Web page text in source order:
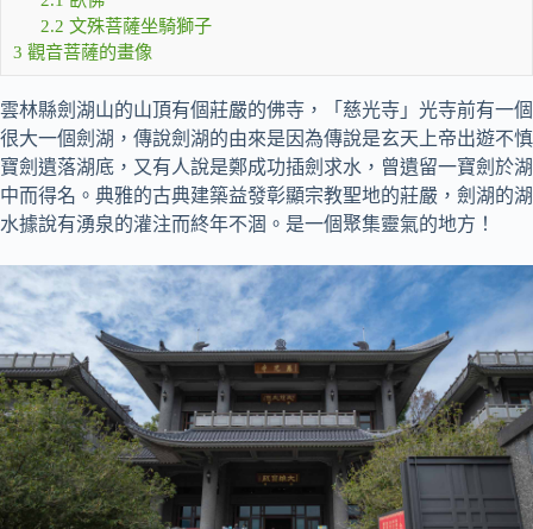
2.2 文殊菩薩坐騎獅子
3 觀音菩薩的畫像
雲林縣劍湖山的山頂有個莊嚴的佛寺，「慈光寺」光寺前有一個
很大一個劍湖，傳說劍湖的由來是因為傳說是玄天上帝出遊不慎
寶劍遺落湖底，又有人說是鄭成功插劍求水，曾遺留一寶劍於湖
中而得名。典雅的古典建築益發彰顯宗教聖地的莊嚴，劍湖的湖
水據說有湧泉的灌注而終年不涸。是一個聚集靈氣的地方！